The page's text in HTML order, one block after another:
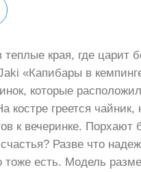
края, где царит
«Капибары в
которые
костре греется
к вечеринке.
Разве что
тоже есть. Модель